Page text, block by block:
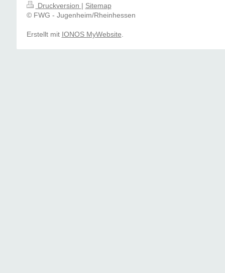
Druckversion | Sitemap
© FWG - Jugenheim/Rheinhessen
Erstellt mit IONOS MyWebsite